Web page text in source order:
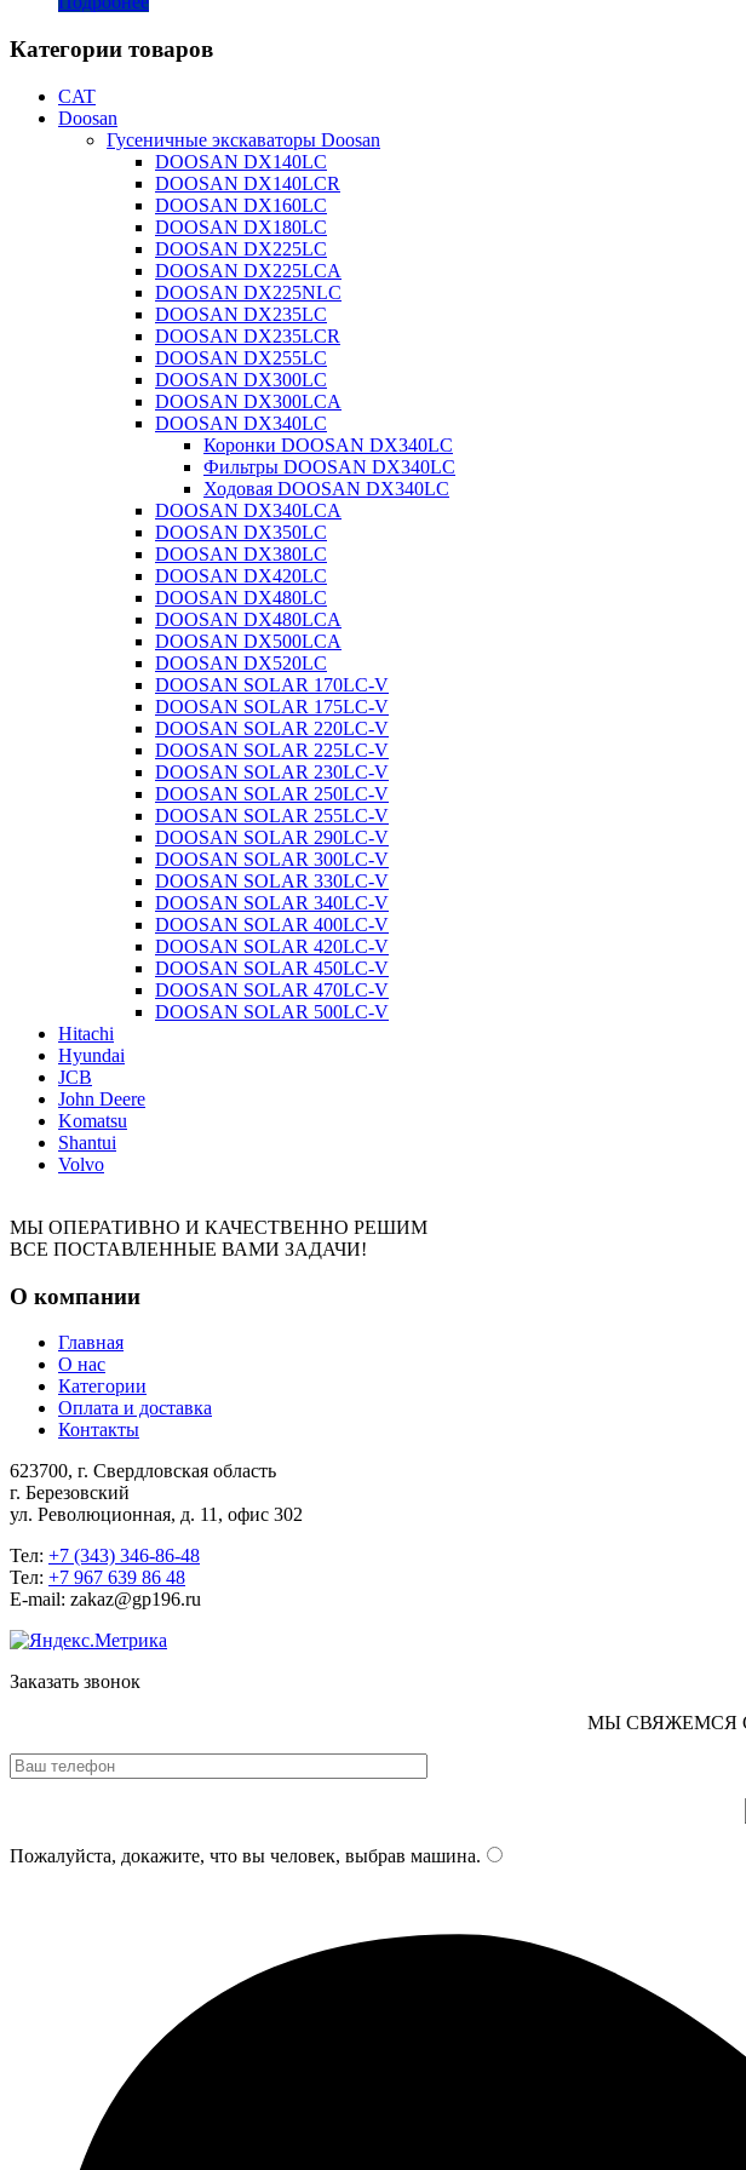
Категории товаров
CAT
Doosan
Гусеничные экскаваторы Doosan
DOOSAN DX140LC
DOOSAN DX140LCR
DOOSAN DX160LC
DOOSAN DX180LC
DOOSAN DX225LC
DOOSAN DX225LCA
DOOSAN DX225NLC
DOOSAN DX235LC
DOOSAN DX235LCR
DOOSAN DX255LC
DOOSAN DX300LC
DOOSAN DX300LCA
DOOSAN DX340LC
Коронки DOOSAN DX340LC
Фильтры DOOSAN DX340LC
Ходовая DOOSAN DX340LC
DOOSAN DX340LCA
DOOSAN DX350LC
DOOSAN DX380LC
DOOSAN DX420LC
DOOSAN DX480LC
DOOSAN DX480LCA
DOOSAN DX500LCA
DOOSAN DX520LC
DOOSAN SOLAR 170LC-V
DOOSAN SOLAR 175LC-V
DOOSAN SOLAR 220LC-V
DOOSAN SOLAR 225LC-V
DOOSAN SOLAR 230LC-V
DOOSAN SOLAR 250LC-V
DOOSAN SOLAR 255LC-V
DOOSAN SOLAR 290LC-V
DOOSAN SOLAR 300LC-V
DOOSAN SOLAR 330LC-V
DOOSAN SOLAR 340LC-V
DOOSAN SOLAR 400LC-V
DOOSAN SOLAR 420LC-V
DOOSAN SOLAR 450LC-V
DOOSAN SOLAR 470LC-V
DOOSAN SOLAR 500LC-V
Hitachi
Hyundai
JCB
John Deere
Komatsu
Shantui
Volvo
МЫ ОПЕРАТИВНО И КАЧЕСТВЕННО РЕШИМ
ВСЕ ПОСТАВЛЕННЫЕ ВАМИ ЗАДАЧИ!
О компании
Главная
О нас
Категории
Оплата и доставка
Контакты
623700, г. Свердловская область
г. Березовский
ул. Революционная, д. 11, офис 302
Тел: +7 (343) 346-86-48
Тел: +7 967 639 86 48
E-mail: zakaz@gp196.ru
Заказать звонок
МЫ СВЯЖЕМСЯ
Пожалуйста, докажите, что вы человек, выбрав машина.